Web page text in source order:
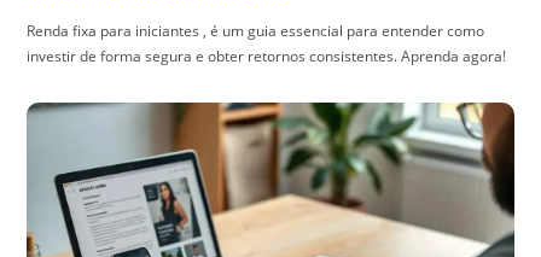
Renda fixa para iniciantes , é um guia essencial para entender como
investir de forma segura e obter retornos consistentes. Aprenda agora!